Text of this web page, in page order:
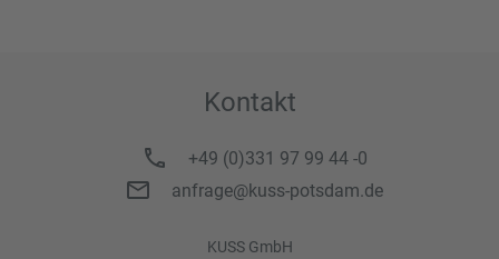
Kontakt
KUSS GmbH
+49 (0)331 97 99 44 -0
anfrage@kuss-potsdam.de